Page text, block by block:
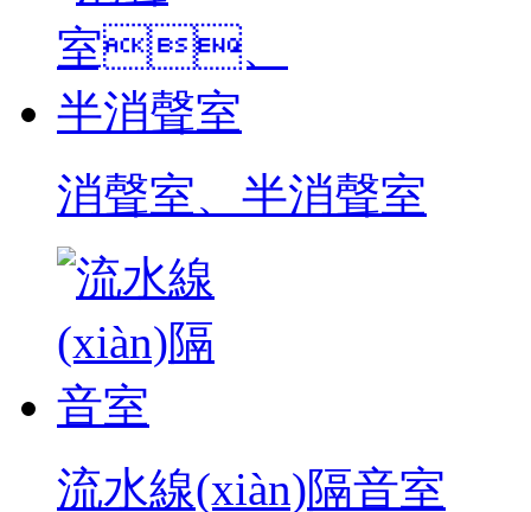
消聲室、半消聲室
流水線(xiàn)隔音室